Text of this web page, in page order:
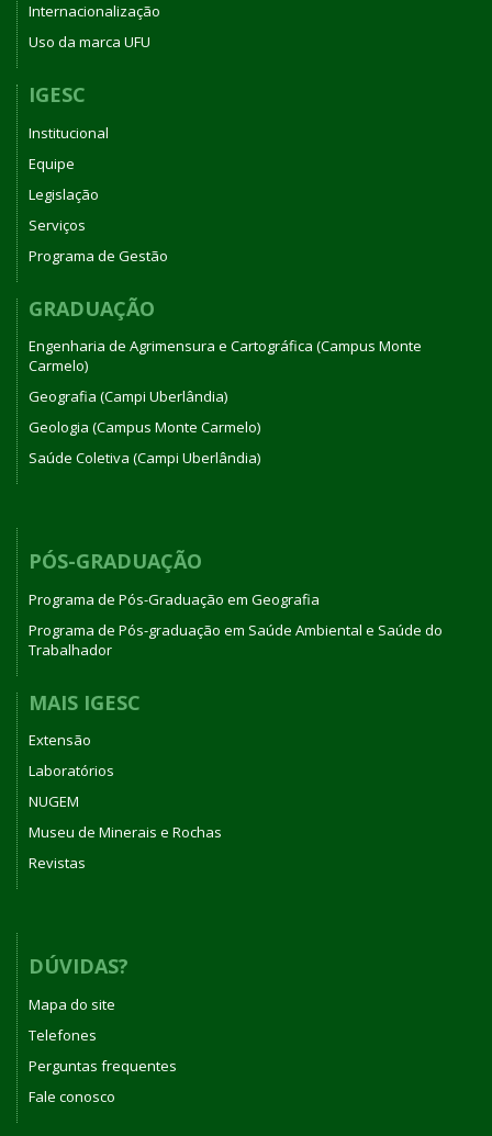
Internacionalização
Uso da marca UFU
IGESC
Institucional
Equipe
Legislação
Serviços
Programa de Gestão
GRADUAÇÃO
Engenharia de Agrimensura e Cartográfica (Campus Monte
Carmelo)
Geografia (Campi Uberlândia)
Geologia (Campus Monte Carmelo)
Saúde Coletiva (Campi Uberlândia)
PÓS-GRADUAÇÃO
Programa de Pós-Graduação em Geografia
Programa de Pós-graduação em Saúde Ambiental e Saúde do
Trabalhador
MAIS IGESC
Extensão
Laboratórios
NUGEM
Museu de Minerais e Rochas
Revistas
DÚVIDAS?
Mapa do site
Telefones
Perguntas frequentes
Fale conosco